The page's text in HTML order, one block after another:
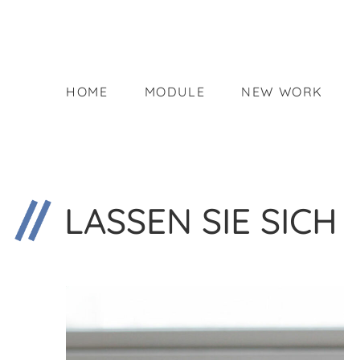
HOME MODULE NEW WORK
LASSEN SIE
HOME MODULE NEW WORK